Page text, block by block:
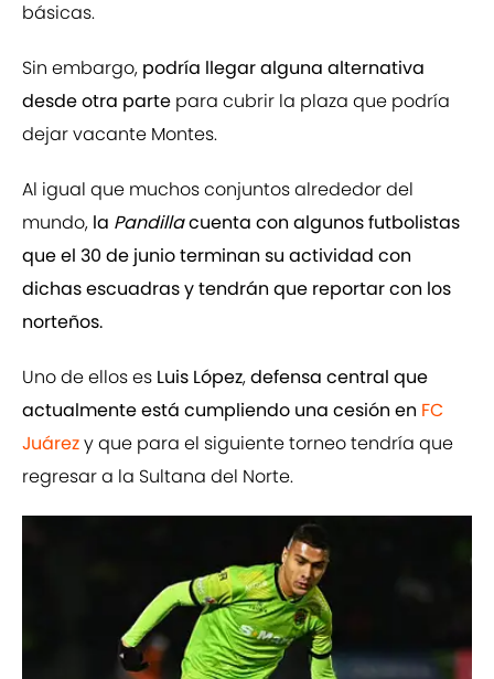
básicas.
Sin embargo, podría llegar alguna alternativa
desde otra parte para cubrir la plaza que podría
dejar vacante Montes.
Al igual que muchos conjuntos alrededor del
mundo, la Pandillacuenta con algunos futbolistas
que el 30 de junio terminan su actividad con
dichas escuadras y tendrán que reportar con los
norteños.
Uno de ellos es Luis López,defensa central que
actualmente está cumpliendo una cesión en FC
Juárezy que para el siguiente torneo tendría que
regresar a la Sultana del Norte.